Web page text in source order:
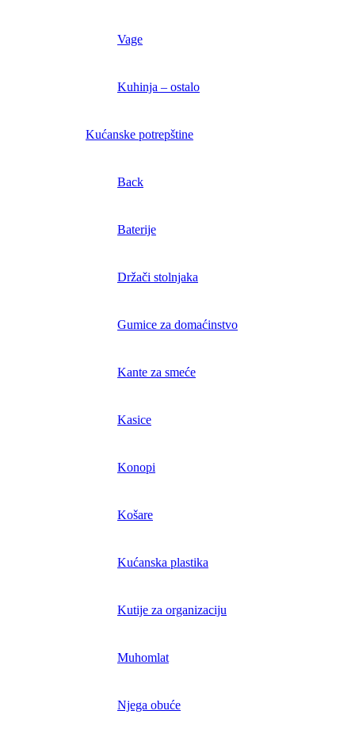
Vage
Kuhinja – ostalo
Kućanske potrepštine
Back
Baterije
Držači stolnjaka
Gumice za domaćinstvo
Kante za smeće
Kasice
Konopi
Košare
Kućanska plastika
Kutije za organizaciju
Muhomlat
Njega obuće